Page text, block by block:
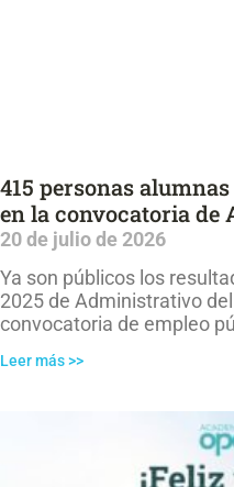
415 personas
en la convocatoria
20 de julio de 2026
Ya son públicos los
2025 de Administrativo
convocatoria de empleo
Leer más >>